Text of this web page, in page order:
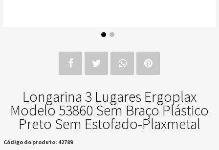
Longarina 3 Lugares Ergoplax
Modelo 53860 Sem Braço Plástico
Preto Sem Estofado-Plaxmetal
Código do produto: 42789